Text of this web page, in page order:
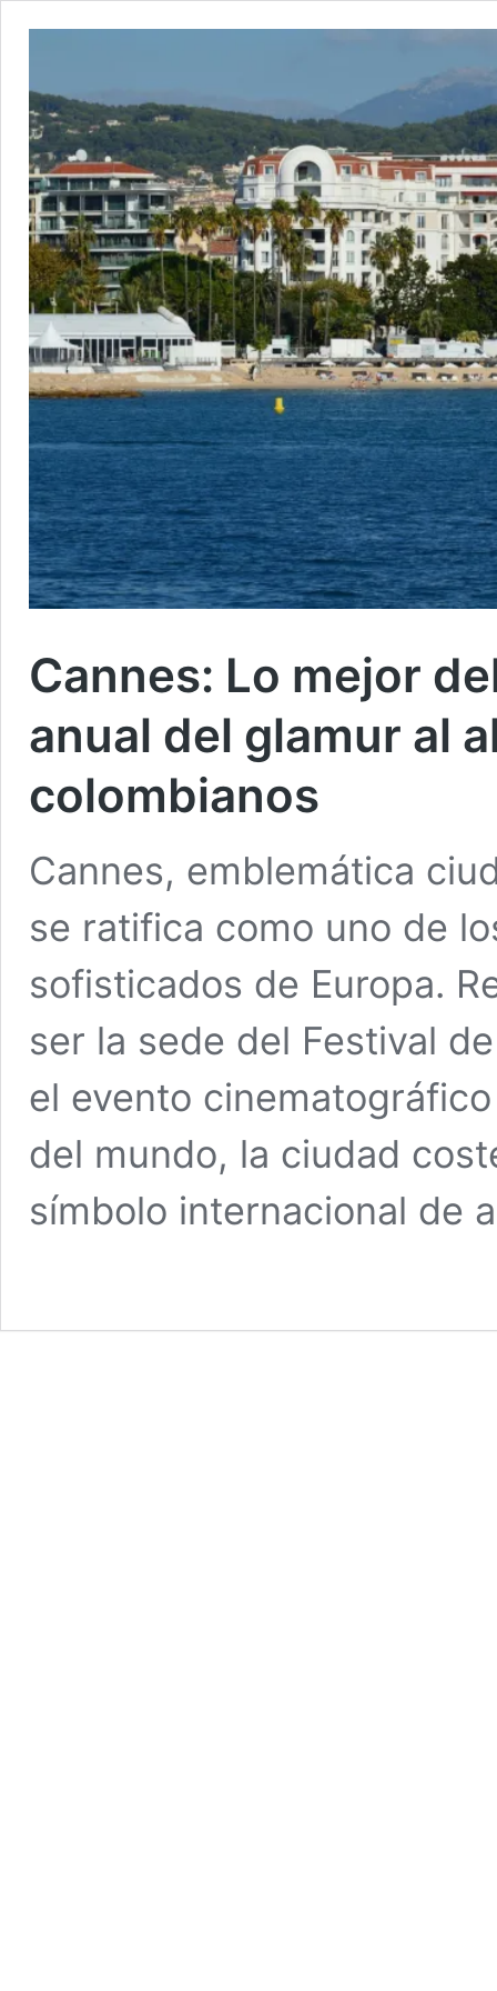
Cannes: Lo mejor
anual del glamur al
colombianos
Cannes, emblemática
se ratifica como uno de
sofisticados de Europa.
ser la sede del Festival
el evento
del mundo, la ciudad
símbolo internacional de